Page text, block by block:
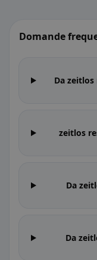
Domande
Da
zeitlos
Da
Da